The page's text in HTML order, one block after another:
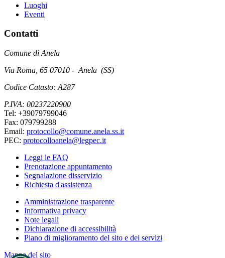
Luoghi
Eventi
Contatti
Comune di Anela
Via Roma, 65 07010 - Anela (SS)
Codice Catasto: A287
P.IVA: 00237220900
Tel: +39079799046
Fax: 079799288
Email: protocollo@comune.anela.ss.it
PEC: protocolloanela@legpec.it
Leggi le FAQ
Prenotazione appuntamento
Segnalazione disservizio
Richiesta d'assistenza
Amministrazione trasparente
Informativa privacy
Note legali
Dichiarazione di accessibilità
Piano di miglioramento del sito e dei servizi
Mappa del sito